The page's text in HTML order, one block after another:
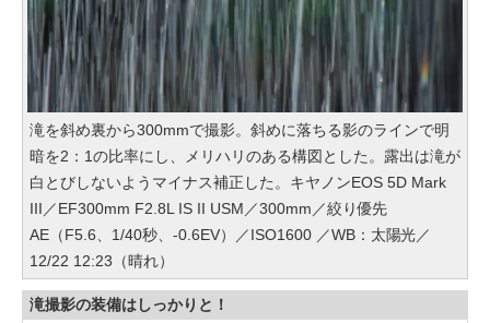
滝を斜め裏から300mmで撮影。斜めに落ちる影のラインで明
暗を2：1の比率にし、メリハリのある構図とした。露出は滝が
白とびしないようマイナス補正した。キヤノンEOS 5D Mark
III／EF300mm F2.8L IS II USM／300mm／絞り優先
AE（F5.6、1/40秒、-0.6EV）／ISO1600 ／WB：太陽光／
12/22 12:23（晴れ）
滝撮影の装備はしっかりと！